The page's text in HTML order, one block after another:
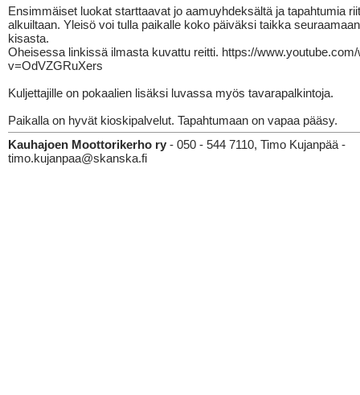
Ensimmäiset luokat starttaavat jo aamuyhdeksältä ja tapahtumia
alkuiltaan. Yleisö voi tulla paikalle koko päiväksi taikka
kisasta.
Oheisessa linkissä ilmasta kuvattu reitti. https://
v=OdVZGRuXers
Kuljettajille on pokaalien lisäksi luvassa myös tavarapalkintoja.
Paikalla on hyvät kioskipalvelut. Tapahtumaan on vapaa pääsy.
Kauhajoen Moottorikerho ry - 050 - 544 7110, Timo Kujanpää -
timo.kujanpaa@skanska.fi